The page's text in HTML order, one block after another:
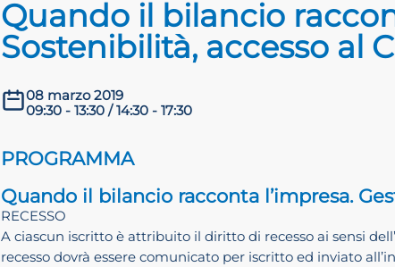
Quando il bilancio
Sostenibilità, accesso al
08 marzo 2019
09:30 - 13:30 / 14:30 - 17:30
PROGRAMMA
Quando il bilancio racconta l’impresa.
RECESSO
A ciascun iscritto è attribuito il diritto di recesso ai sensi
recesso dovrà essere comunicato per iscritto ed inviato